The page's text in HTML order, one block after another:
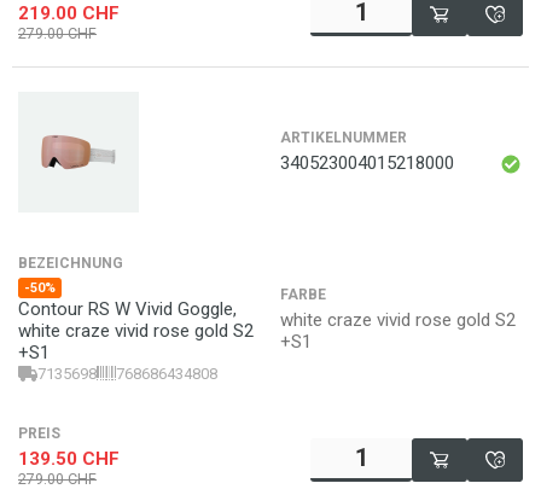
219.00 CHF
279.00 CHF
ARTIKELNUMMER
340523004015218000
BEZEICHNUNG
-50%
Contour RS W Vivid Goggle,
white craze vivid rose gold S2
+S1
7135698 768686434808
FARBE
white craze vivid rose gold S2
+S1
PREIS
139.50 CHF
279.00 CHF